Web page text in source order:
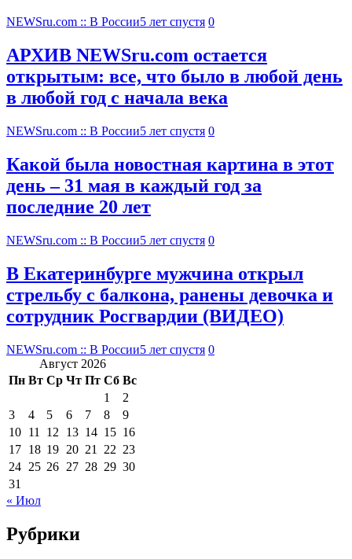
NEWSru.com :: В России5 лет спустя 0
АРХИВ NEWSru.com остается
открытым: все, что было в любой день
в любой год с начала века
NEWSru.com :: В России5 лет спустя 0
Какой была новостная картина в этот
день – 31 мая в каждый год за
последние 20 лет
NEWSru.com :: В России5 лет спустя 0
В Екатеринбурге мужчина открыл
стрельбу с балкона, ранены девочка и
сотрудник Росгвардии (ВИДЕО)
NEWSru.com :: В России5 лет спустя 0
Август 2026
Пн Вт Ср Чт Пт Сб Вс
1
2
3
4 5 6 7 8
9
10 11 12 13 14 15 16
17 18 19 20 21 22 23
24 25 26 27 28 29 30
31
« Июл
Рубрики